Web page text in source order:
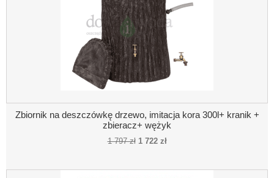
Zbiornik na deszczówkę drzewo, imitacja kora 300l+ kranik +
zbieracz+ wężyk
1 797 zł 1 722 zł